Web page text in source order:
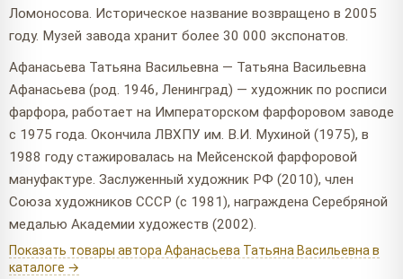
Ломоносова. Историческое название возвращено в 2005
году. Музей завода хранит более 30 000 экспонатов.
Афанасьева Татьяна Васильевна — Татьяна Васильевна
Афанасьева (род. 1946, Ленинград) — художник по росписи
фарфора, работает на Императорском фарфоровом заводе
с 1975 года. Окончила ЛВХПУ им. В.И. Мухиной (1975), в
1988 году стажировалась на Мейсенской фарфоровой
мануфактуре. Заслуженный художник РФ (2010), член
Союза художников СССР (с 1981), награждена Серебряной
медалью Академии художеств (2002).
Показать товары автора Афанасьева Татьяна Васильевна в
каталоге →